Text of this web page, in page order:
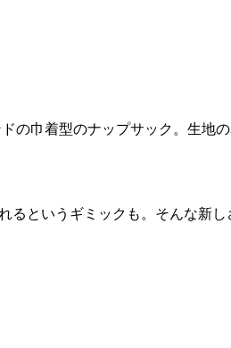
の巾着型のナップサック。生地
るというギミックも。そんな新